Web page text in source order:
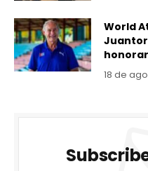
World
18 de